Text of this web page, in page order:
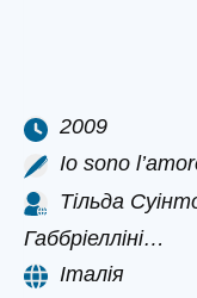
2009
Io sono
Тільда
Габбріелліні…
Італія